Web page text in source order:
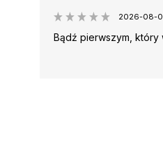
2026-08-
Bądź pierwszym, który